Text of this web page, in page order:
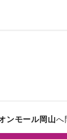
ンモール岡山へ